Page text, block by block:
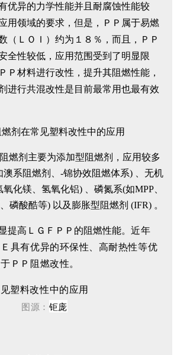
优异的力学性能并且耐腐蚀性能较
用领域的要求，但是，ＰＰ属于易燃
（ＬＯＩ）约为１８％，而且，ＰＰ
全性较低，应用范围受到了明显限
Ｐ材料进行改性，提升其阻燃性能，
进行共混改性是目前最常用也最有效
燃剂主要为添加型阻燃剂，应用较多
澳系阻燃剂、-锦协效阻燃体系) 、无机
化镁、氢氧化铝) 、磷氮系(如MPP、
磷酸酷等) 以及膨胀型阻燃剂 (IFR) 。
提高ＬＧＦＰＰ的阻燃性能。 近年
具有优异的环保性、高耐热性等优
ＰＰ阻燃改性。
图源： 钜庞